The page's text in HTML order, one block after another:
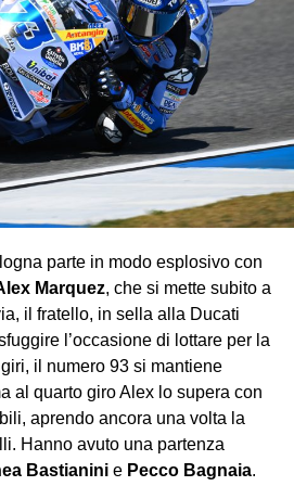
amarezze perNico
un problema tecnico prima
Alonso, costretto al ritiro
che ha interrotto il weekend
consolida
iridata, lasciando poche
la Red Bull continua a viaggiare
Ferrari e McLaren si
briciole di un dominio che sembra
parte in modo esplosivo con
Marquez, che si mette subito a
il fratello, in sella alla Ducati
l’occasione di lottare per la
il numero 93 si mantiene
al quarto giro Alex lo supera con
aprendo ancora una volta la
Hanno avuto una partenza
Bastianinie Pecco Bagnaia.